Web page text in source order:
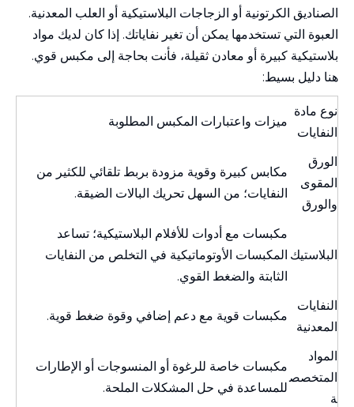
الصناديق الكرتونية أو الزجاجات البلاستيكية أو العلب المعدنية.
العبوة التي تستخدمها يمكن أن تغير نفاياتك. إذا كان لديك مواد
بلاستيكية كبيرة أو معادن ثقيلة، فأنت بحاجة إلى مكبس قوي.
هنا دليل بسيط:
نوع مادة
النفايات
ميزات واعتبارات المكبس المطلوبة
الورق
المقوى
والورق
مكابس كبيرة وقوية مزودة بربط تلقائي للكثير من
النفايات؛ من السهل تحريك البالات الضيقة.
البلاستيك
مكبسات مع أدوات للأفلام البلاستيكية؛ تساعد
المكبسات الأوتوماتيكية في التخلص من النفايات
الثابتة والضغط القوي.
النفايات
المعدنية
مكبسات قوية مع دعم إضافي وقوة ضغط قوية.
المواد
المتخصص
ة
مكبسات خاصة للرغوة أو المنسوجات أو الإطارات
للمساعدة في حل المشكلات الملحة.